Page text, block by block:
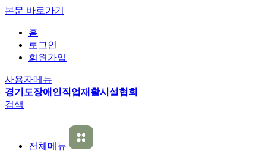
본문 바로가기
홈
로그인
회원가입
사용자메뉴
경기도장애인직업재활시설협회
검색
전체메뉴